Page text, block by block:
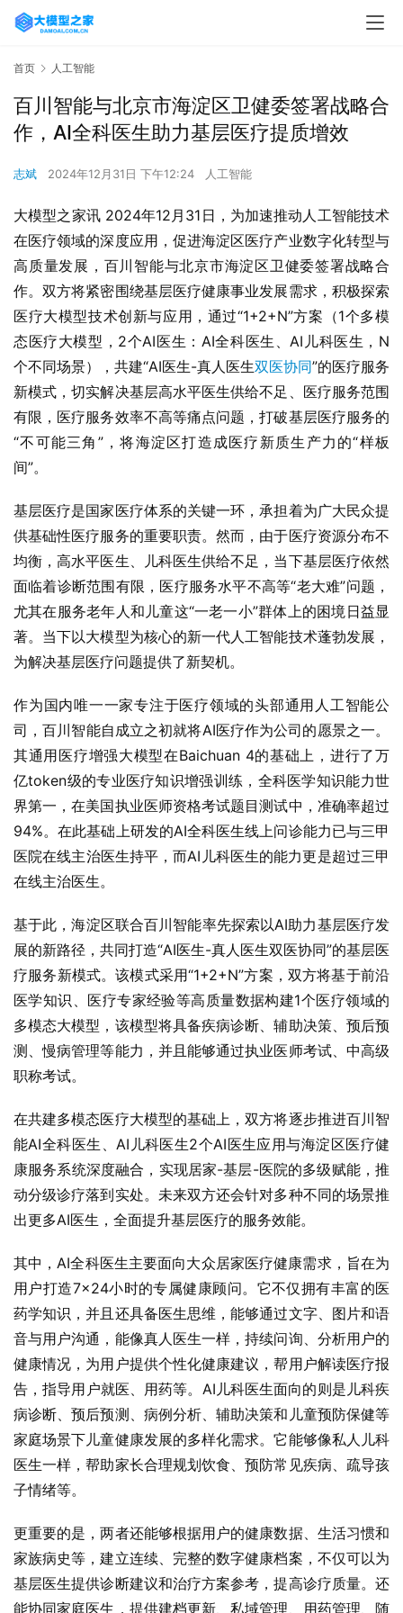
首页 人工智能
百川智能与北京市海淀区卫健委签署战略合
作，AI全科医生助力基层医疗提质增效
志斌 2024年12月31日 下午12:24 人工智能
大模型之家讯 2024年12月31日，为加速推动人工智能技术
在医疗领域的深度应用，促进海淀区医疗产业数字化转型与
高质量发展，百川智能与北京市海淀区卫健委签署战略合
作。双方将紧密围绕基层医疗健康事业发展需求，积极探索
医疗大模型技术创新与应用，通过“1+2+N”方案（1个多模
态医疗大模型，2个AI医生：AI全科医生、AI儿科医生，N
个不同场景），共建“AI医生-真人医生双医协同”的医疗服务
新模式，切实解决基层高水平医生供给不足、医疗服务范围
有限，医疗服务效率不高等痛点问题，打破基层医疗服务的
“不可能三角”，将海淀区打造成医疗新质生产力的“样板
间”。
基层医疗是国家医疗体系的关键一环，承担着为广大民众提
供基础性医疗服务的重要职责。然而，由于医疗资源分布不
均衡，高水平医生、儿科医生供给不足，当下基层医疗依然
面临着诊断范围有限，医疗服务水平不高等“老大难”问题，
尤其在服务老年人和儿童这“一老一小”群体上的困境日益显
著。当下以大模型为核心的新一代人工智能技术蓬勃发展，
为解决基层医疗问题提供了新契机。
作为国内唯一一家专注于医疗领域的头部通用人工智能公
司，百川智能自成立之初就将AI医疗作为公司的愿景之一。
其通用医疗增强大模型在Baichuan 4的基础上，进行了万
亿token级的专业医疗知识增强训练，全科医学知识能力世
界第一，在美国执业医师资格考试题目测试中，准确率超过
94%。在此基础上研发的AI全科医生线上问诊能力已与三甲
医院在线主治医生持平，而AI儿科医生的能力更是超过三甲
在线主治医生。
基于此，海淀区联合百川智能率先探索以AI助力基层医疗发
展的新路径，共同打造“AI医生-真人医生双医协同”的基层医
疗服务新模式。该模式采用“1+2+N”方案，双方将基于前沿
医学知识、医疗专家经验等高质量数据构建1个医疗领域的
多模态大模型，该模型将具备疾病诊断、辅助决策、预后预
测、慢病管理等能力，并且能够通过执业医师考试、中高级
职称考试。
在共建多模态医疗大模型的基础上，双方将逐步推进百川智
能AI全科医生、AI儿科医生2个AI医生应用与海淀区医疗健
康服务系统深度融合，实现居家-基层-医院的多级赋能，推
动分级诊疗落到实处。未来双方还会针对多种不同的场景推
出更多AI医生，全面提升基层医疗的服务效能。
其中，AI全科医生主要面向大众居家医疗健康需求，旨在为
用户打造7×24小时的专属健康顾问。它不仅拥有丰富的医
药学知识，并且还具备医生思维，能够通过文字、图片和语
音与用户沟通，能像真人医生一样，持续问询、分析用户的
健康情况，为用户提供个性化健康建议，帮用户解读医疗报
告，指导用户就医、用药等。AI儿科医生面向的则是儿科疾
病诊断、预后预测、病例分析、辅助决策和儿童预防保健等
家庭场景下儿童健康发展的多样化需求。它能够像私人儿科
医生一样，帮助家长合理规划饮食、预防常见疾病、疏导孩
子情绪等。
更重要的是，两者还能够根据用户的健康数据、生活习惯和
家族病史等，建立连续、完整的数字健康档案，不仅可以为
基层医生提供诊断建议和治疗方案参考，提高诊疗质量。还
能协同家庭医生，提供建档更新、私域管理、用药管理、随